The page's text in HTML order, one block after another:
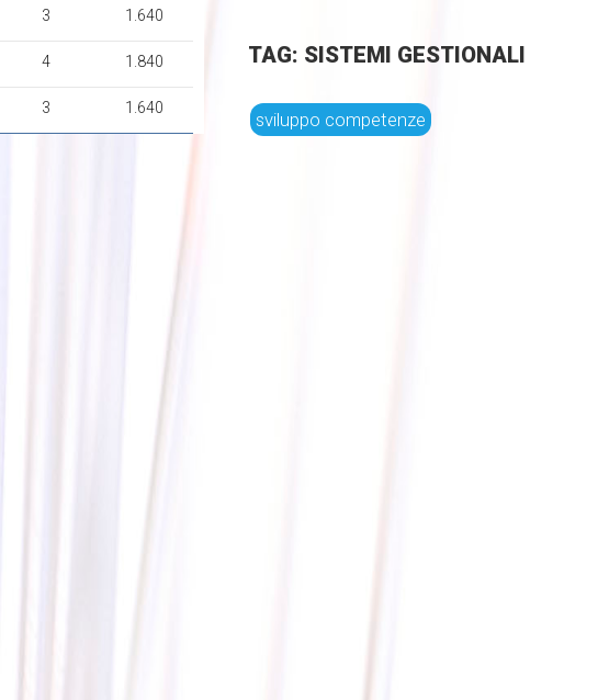
3 1.640
4 1.840
3 1.640
TAG: SISTEMI GESTIONALI
sviluppo competenze